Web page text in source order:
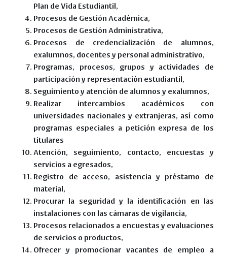
Plan de Vida Estudiantil,
Procesos de Gestión Académica,
Procesos de Gestión Administrativa,
Procesos de credencialización de alumnos,
exalumnos, docentes y personal administrativo,
Programas, procesos, grupos y actividades de
participación y representación estudiantil,
Seguimiento y atención de alumnos y exalumnos,
Realizar intercambios académicos con
universidades nacionales y extranjeras, así como
programas especiales a petición expresa de los
titulares
Atención, seguimiento, contacto, encuestas y
servicios a egresados,
Registro de acceso, asistencia y préstamo de
material,
Procurar la seguridad y la identificación en las
instalaciones con las cámaras de vigilancia,
Procesos relacionados a encuestas y evaluaciones
de servicios o productos,
Ofrecer y promocionar vacantes de empleo a